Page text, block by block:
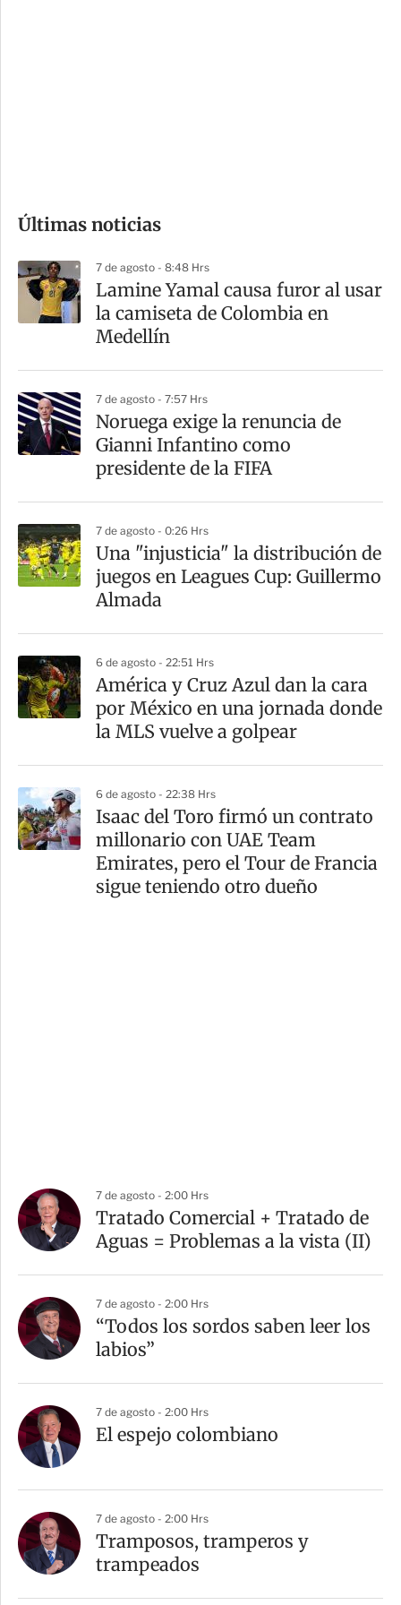
m
a
r
t
Últimas noticias
7 de agosto - 8:48 Hrs
Lamine Yamal causa furor al usar
la camiseta de Colombia en
Medellín
7 de agosto - 7:57 Hrs
Noruega exige la renuncia de
Gianni Infantino como
presidente de la FIFA
7 de agosto - 0:26 Hrs
Una "injusticia" la distribución de
juegos en Leagues Cup: Guillermo
Almada
6 de agosto - 22:51 Hrs
América y Cruz Azul dan la cara
por México en una jornada donde
la MLS vuelve a golpear
6 de agosto - 22:38 Hrs
Isaac del Toro firmó un contrato
millonario con UAE Team
Emirates, pero el Tour de Francia
sigue teniendo otro dueño
7 de agosto - 2:00 Hrs
Tratado Comercial + Tratado de
Aguas = Problemas a la vista (II)
7 de agosto - 2:00 Hrs
“Todos los sordos saben leer los
labios”
7 de agosto - 2:00 Hrs
El espejo colombiano
7 de agosto - 2:00 Hrs
Tramposos, tramperos y
trampeados